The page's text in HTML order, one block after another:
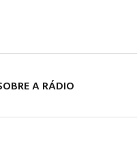
A RÁDIO